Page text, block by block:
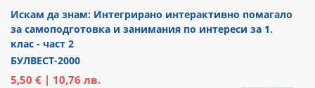
Искам да знам: Интегрирано интерактивно помагало
за самоподготовка и занимания по интереси за 1.
клас - част 2
БУЛВЕСТ-2000
5,50 € | 10,76 лв.